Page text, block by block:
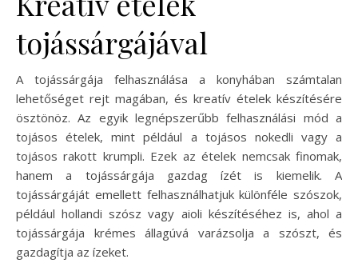
tojássárgájával
A tojássárgája felhasználása a konyhában számtalan
lehetőséget rejt magában, és kreatív ételek készítésére
ösztönöz. Az egyik legnépszerűbb felhasználási mód a
tojásos ételek, mint például a tojásos nokedli vagy a
tojásos rakott krumpli. Ezek az ételek nemcsak finomak,
hanem a tojássárgája gazdag ízét is kiemelik. A
tojássárgáját emellett felhasználhatjuk különféle szószok,
például hollandi szósz vagy aioli készítéséhez is, ahol a
tojássárgája krémes állagúvá varázsolja a szószt, és
gazdagítja az ízeket.